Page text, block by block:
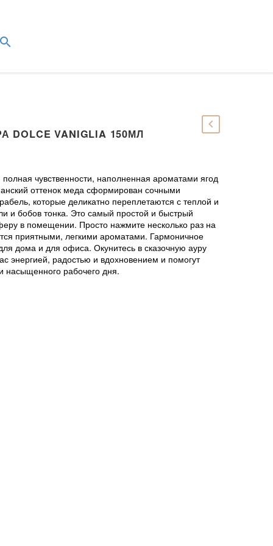
VANIGLIA 150МЛ
чувственности, наполненная ароматами ягод
оттенок меда сформирован сочными
которые деликатно переплетаются с теплой и
и бобов тонка. Это самый простой и быстрый
в помещении. Просто нажмите несколько раз на
приятными, легкими ароматами. Гармоничное
дома и для офиса. Окунитесь в сказочную ауру
энергией, радостью и вдохновением и помогут
насыщенного рабочего дня.